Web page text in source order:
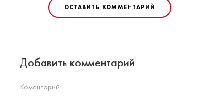
ОСТАВИТЬ КОММЕНТАРИЙ
Добавить комментарий
Коментарий